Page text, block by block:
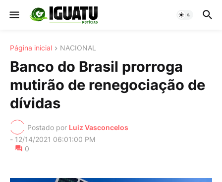
Página inicial NACIONAL
Banco do Brasil prorroga
mutirão de renegociação de
dívidas
Postado por Luiz Vasconcelos
- 12/14/2021 06:01:00 PM
0